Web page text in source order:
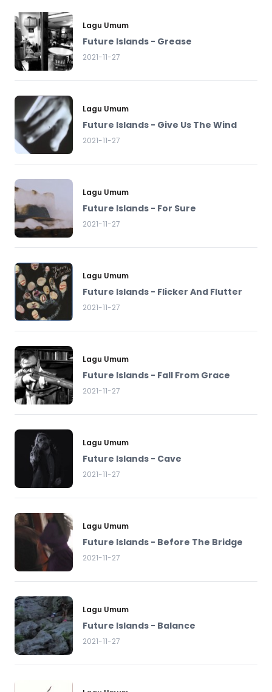
Lagu Umum
Future Islands - Grease
2021-11-27
Lagu Umum
Future Islands - Give Us The Wind
2021-11-27
Lagu Umum
Future Islands - For Sure
2021-11-27
Lagu Umum
Future Islands - Flicker And Flutter
2021-11-27
Lagu Umum
Future Islands - Fall From Grace
2021-11-27
Lagu Umum
Future Islands - Cave
2021-11-27
Lagu Umum
Future Islands - Before The Bridge
2021-11-27
Lagu Umum
Future Islands - Balance
2021-11-27